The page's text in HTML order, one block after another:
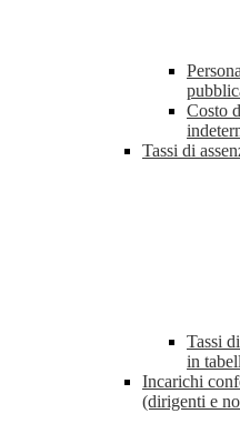
Costo
Tassi di
Tassi
in
Incarichi
(dirigenti e